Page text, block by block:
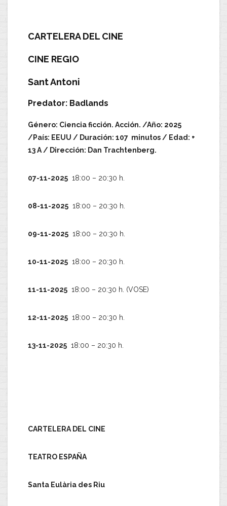
CARTELERA DEL CINE
CINE REGIO
Sant Antoni
Predator: Badlands
Género: Ciencia ficción. Acción. /Año: 2025
/País: EEUU / Duración: 107 minutos / Edad: +
13 A / Dirección: Dan Trachtenberg.
07-11-2025 18:00 – 20:30 h.
08-11-2025 18:00 – 20:30 h.
09-11-2025 18:00 – 20:30 h.
10-11-2025 18:00 – 20:30 h.
11-11-2025 18:00 – 20:30 h. (VOSE)
12-11-2025 18:00 – 20:30 h.
13-11-2025 18:00 – 20:30 h.
CARTELERA DEL CINE
TEATRO ESPAÑA
Santa Eulària des Riu